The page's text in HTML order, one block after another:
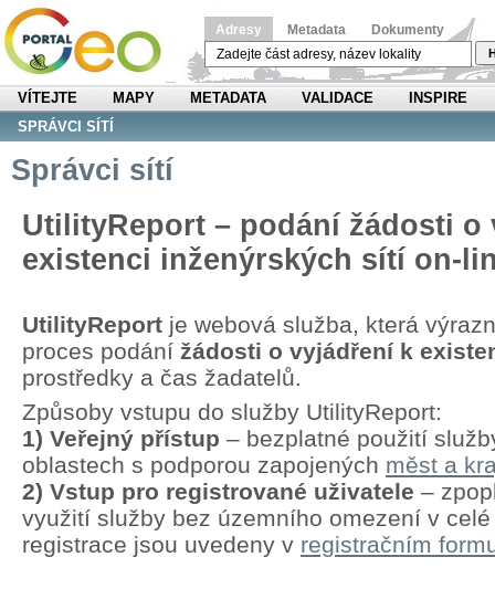
Adresy Metadata Dokumenty
VÍTEJTE MAPY METADATA VALIDACE
INSPIRE
SPRÁVCI SÍTÍ
Správci sítí
UtilityReport – podání žádosti o
existenci inženýrských sítí on-
UtilityReport je webová služba, která
proces podání žádosti o vyjádření k
prostředky a čas žadatelů.
Způsoby vstupu do služby UtilityReport:
1) Veřejný přístup – bezplatné použití
oblastech s podporou zapojených měst a
2) Vstup pro registrované uživatele –
využití služby bez územního omezení v
registrace jsou uvedeny v registračním